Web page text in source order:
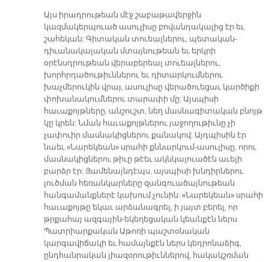
Այս իրադրութեան մէջ շաբաթավերջին
կազմակերպուած ասուլիսը բովանդակալից էր եւ
շահեկան: Գիտական տուեալներու, պետական-
դիւանակալական մտայնութեան եւ երկրի
օրէնսդրութեան վերաբերեալ տուեալներու,
խորհրդածութիւններու եւ դիտարկումներու
խաչմերուկին վրայ, ասուլիսը վերածուեցաւ կարծիքի
փոխանակումներու տարափի մը: Այսպիսի
հաւաքոյթները, անշուշտ, նեղ մասնագիտական բնոյթ
կը կրեն: Նման հաւաքոյթներու յաջողութիւնը չի
չափուիր մասնակիցներու քանակով: Այդպիսին էր
նաեւ «Նարեկեան» սրահի քննարկում-ասուլիսը, որու
մասնակիցներու թիւը թէեւ ակնկալուածէն աւելի
բարձր էր: Յամենայնդէպս, այսպիսի խնդիրներու
լուծման հեռանկարները զանգուածայնութեան
հանգամանքներէ կախում չունին: «Նարեկեան» սրահի
հաւաքոյթը եկաւ արձանագրել, ի յայտ բերել, որ
թրքահայ ազգային-եկեղեցական կեանքէն ներս
Պատրիարքական Աթոռի պաշտօնական
կարգավիճակի եւ համայնքէն ներս կեդրոնաձիգ,
ընդհանրական լիազօրութիւններով, հակակշռման